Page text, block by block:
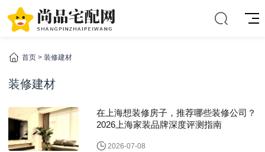
首页 > 装修建材
装修建材
在上海想装修房子，推荐哪些装修公司？
2026上海家装品牌深度评测指南
2026-07-08